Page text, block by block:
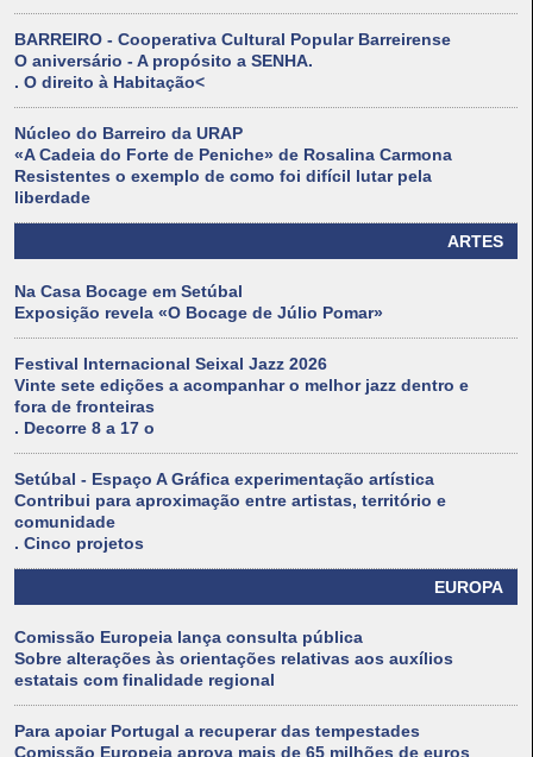
BARREIRO - Cooperativa Cultural Popular Barreirense
O aniversário - A propósito a SENHA.
. O direito à Habitação<
Núcleo do Barreiro da URAP
«A Cadeia do Forte de Peniche» de Rosalina Carmona
Resistentes o exemplo de como foi difícil lutar pela
liberdade
ARTES
Na Casa Bocage em Setúbal
Exposição revela «O Bocage de Júlio Pomar»
Festival Internacional Seixal Jazz 2026
Vinte sete edições a acompanhar o melhor jazz dentro e
fora de fronteiras
. Decorre 8 a 17 o
Setúbal - Espaço A Gráfica experimentação artística
Contribui para aproximação entre artistas, território e
comunidade
. Cinco projetos
EUROPA
Comissão Europeia lança consulta pública
Sobre alterações às orientações relativas aos auxílios
estatais com finalidade regional
Para apoiar Portugal a recuperar das tempestades
Comissão Europeia aprova mais de 65 milhões de euros